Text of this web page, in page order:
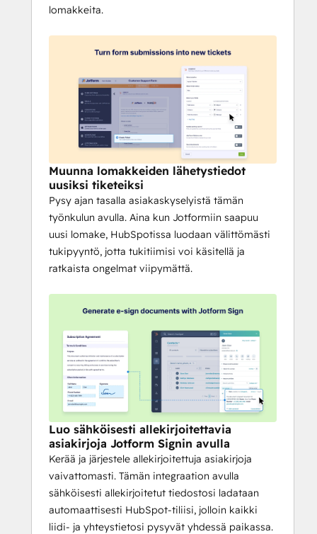
lomakkeita.
Muunna lomakkeiden lähetystiedot
uusiksi tiketeiksi
Pysy ajan tasalla asiakaskyselyistä tämän
työnkulun avulla. Aina kun Jotformiin saapuu
uusi lomake, HubSpotissa luodaan välittömästi
tukipyyntö, jotta tukitiimisi voi käsitellä ja
ratkaista ongelmat viipymättä.
Luo sähköisesti allekirjoitettavia
asiakirjoja Jotform Signin avulla
Kerää ja järjestele allekirjoitettuja asiakirjoja
vaivattomasti. Tämän integraation avulla
sähköisesti allekirjoitetut tiedostosi ladataan
automaattisesti HubSpot-tiliisi, jolloin kaikki
liidi- ja yhteystietosi pysyvät yhdessä paikassa.